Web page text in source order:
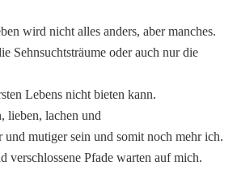
wird nicht alles anders, aber manches.
Sehnsuchtsträume oder auch nur die
Lebens nicht bieten kann.
lieben, lachen und
mutiger sein und somit noch mehr ich.
verschlossene Pfade warten auf mich.